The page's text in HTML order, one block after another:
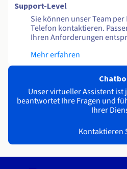
Support-Level
Sie können unser Team
Telefon kontaktieren.
Ihren Anforderungen
Mehr erfahren
Unser virtueller Assistent ist
beantwortet Ihre Fragen und
Ihrer
Kontaktieren